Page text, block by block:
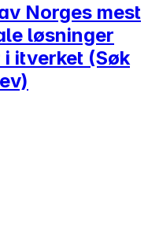
Norges mest
løsninger
itverket (Søk